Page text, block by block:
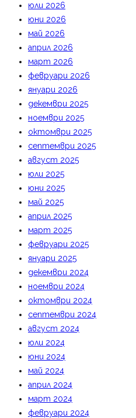
юли 2026
юни 2026
май 2026
април 2026
март 2026
февруари 2026
януари 2026
декември 2025
ноември 2025
октомври 2025
септември 2025
август 2025
юли 2025
юни 2025
май 2025
април 2025
март 2025
февруари 2025
януари 2025
декември 2024
ноември 2024
октомври 2024
септември 2024
август 2024
юли 2024
юни 2024
май 2024
април 2024
март 2024
февруари 2024